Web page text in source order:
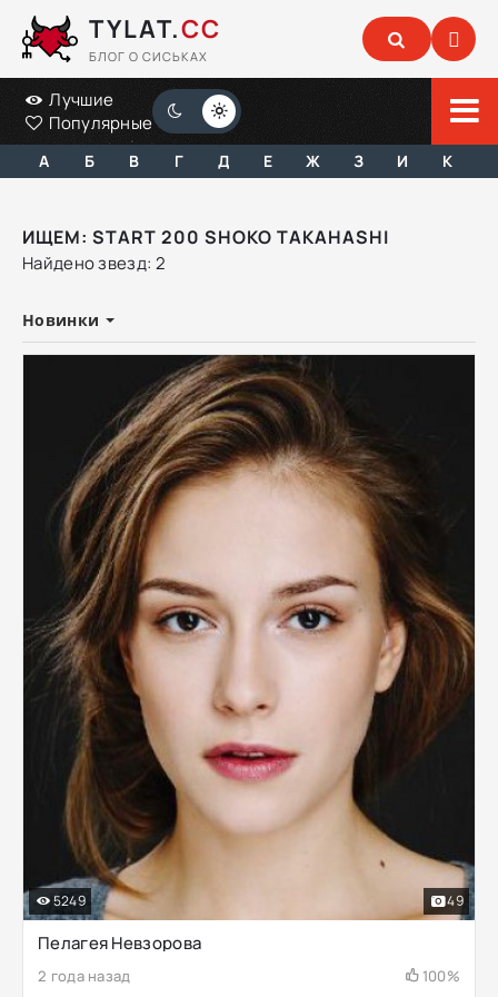
TYLAT.CC
БЛОГ О СИСЬКАХ
Лучшие
Популярные
А Б В Г Д Е Ж З И К
ИЩЕМ: START 200 SHOKO TAKAHASHI
Найдено звезд: 2
Новинки
Пелагея Невзорова
2 года назад 100%
5249 49